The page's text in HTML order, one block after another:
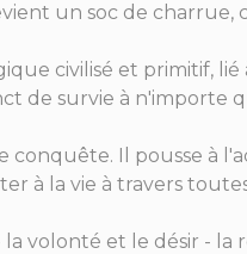
un soc de
civilisé et primitif,
de survie à n'importe
Il pousse à
à la vie à travers
volonté et le désir - la